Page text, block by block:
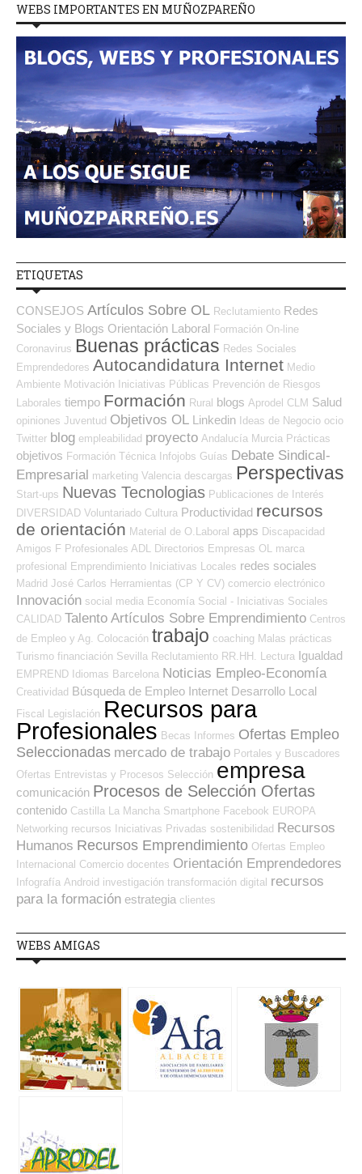
WEBS IMPORTANTES EN MUÑOZPAREÑO
ETIQUETAS
CONSEJOS Artículos Sobre OL Reclutamiento Redes
Sociales y Blogs Orientación Laboral Formación On-line
Coronavirus Buenas prácticas Redes Sociales
Emprendedores Autocandidatura Internet Medio
Ambiente Motivación Iniciativas Públicas Prevención de Riesgos
Laborales tiempo Formación Rural blogs Aprodel CLM Salud
opiniones Juventud Objetivos OL Linkedin Ideas de Negocio ocio
Twitter blog empleabilidad proyecto Andalucía Murcia Prácticas
objetivos Formación Técnica Infojobs Guías Debate Sindical-
Empresarial marketing Valencia descargas Perspectivas
Start-ups Nuevas Tecnologias Publicaciones de Interés
DIVERSIDAD Voluntariado Cultura Productividad recursos
de orientación Material de O.Laboral apps Discapacidad
Amigos F Profesionales ADL Directorios Empresas OL
marca
profesional Emprendimiento Iniciativas Locales redes sociales
Madrid José Carlos Herramientas (CP Y CV) comercio electrónico
Innovación social media Economía Social - Iniciativas Sociales
CALIDAD Talento Artículos Sobre Emprendimiento Centros
de Empleo y Ag. Colocación trabajo coaching Malas prácticas
Turismo financiación Sevilla Reclutamiento RR.HH. Lectura Igualdad
EMPREND Idiomas Barcelona Noticias Empleo-Economía
Creatividad Búsqueda de Empleo Internet Desarrollo Local
Fiscal Legislación Recursos para
Profesionales Becas Informes Ofertas Empleo
Seleccionadas mercado de trabajo Portales y Buscadores
Ofertas Entrevistas y Procesos Selección empresa
comunicación Procesos de Selección Ofertas
contenido Castilla La Mancha Smartphone Facebook EUROPA
Networking recursos Iniciativas Privadas sostenibilidad Recursos
Humanos Recursos Emprendimiento Ofertas Empleo
Internacional Comercio docentes Orientación Emprendedores
Infografía Android investigación transformación digital recursos
para la formación estrategia clientes
WEBS AMIGAS